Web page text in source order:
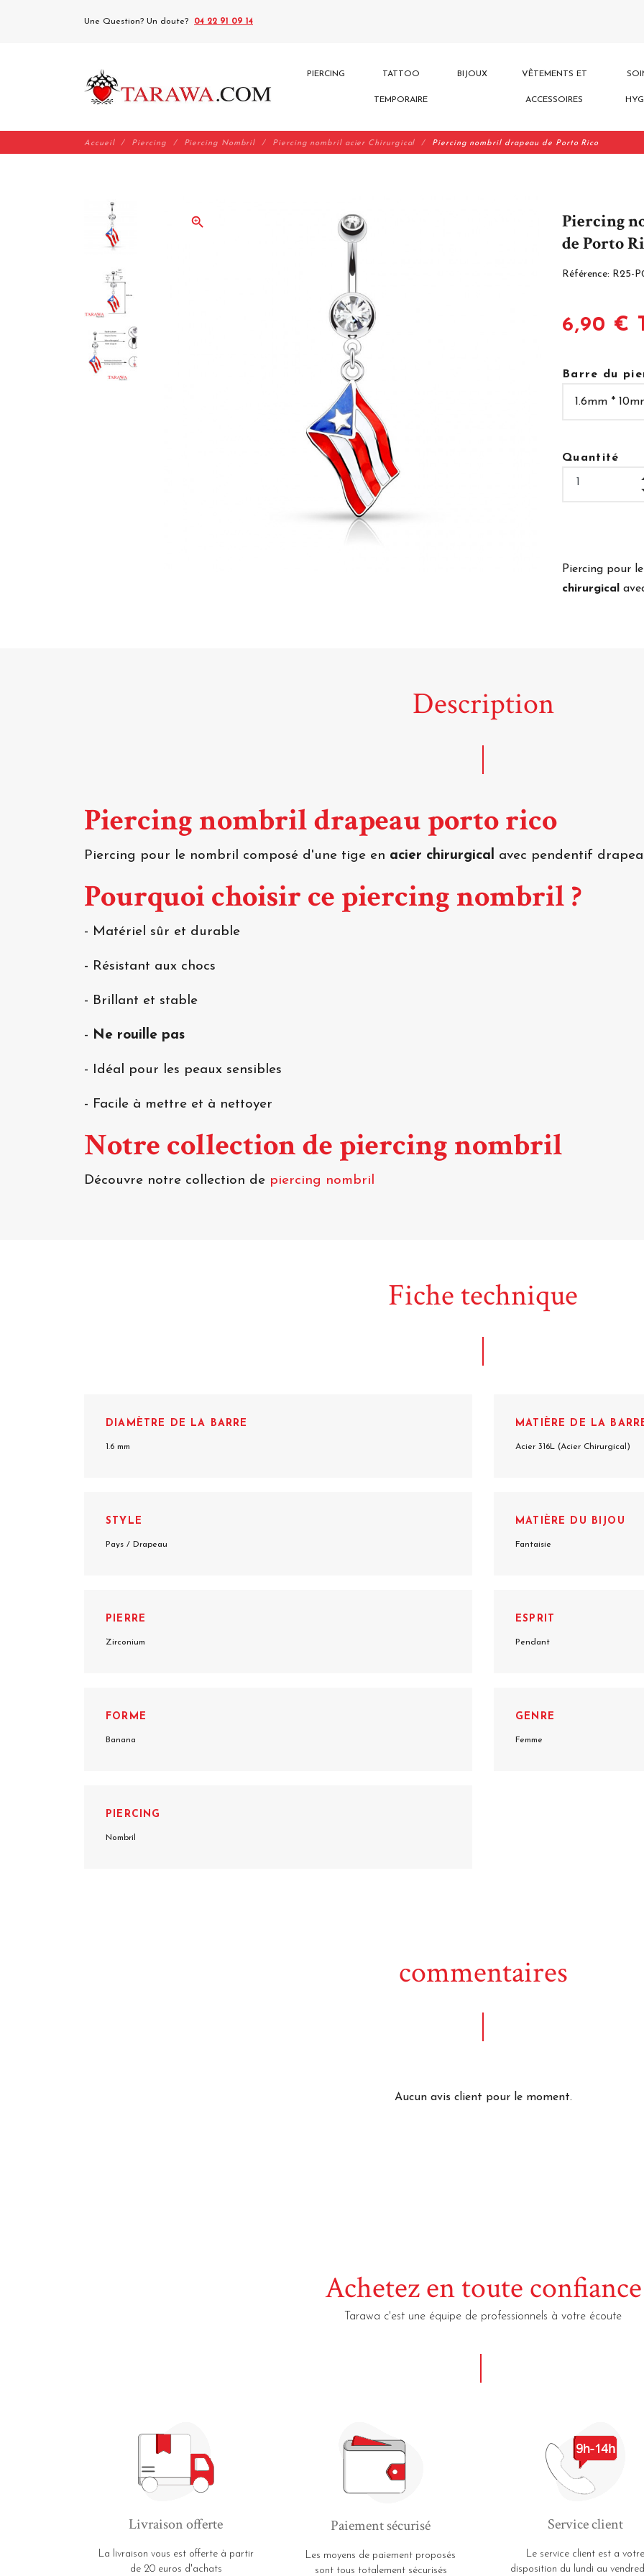
Une Question? Un doute? 04 22 91 09 14
PIERCING TATTOO
TEMPORAIRE
BIJOUX VÊTEMENTS ET
ACCESSOIRES
Accueil Piercing Piercing Nombril Piercing nombril acier Chirurgical Piercing nombril drapeau de Porto Rico
zoom_in
Piercing
de Porto
Référence: R25-
6,90 €
Barre du
Quantité
Piercing pour
chirurgical
Description
Piercing nombril drapeau porto rico
Piercing pour le nombril composé d'une tige en acier chirurgical avec pendentif
Pourquoi choisir ce piercing nombril ?
- Matériel sûr et durable
- Résistant aux chocs
- Brillant et stable
- Ne rouille pas
- Idéal pour les peaux sensibles
- Facile à mettre et à nettoyer
Notre collection de piercing nombril
Découvre notre collection de piercing nombril
Fiche technique
DIAMÈTRE DE LA BARRE
1.6 mm
MATIÈRE DE LA
Acier 316L (Acier Chirurgical)
STYLE
Pays / Drapeau
MATIÈRE DU BIJOU
Fantaisie
PIERRE
Zirconium
ESPRIT
Pendant
FORME
Banana
GENRE
Femme
PIERCING
Nombril
commentaires
Aucun avis client pour le moment.
Achetez en toute confiance
Tarawa c'est une équipe de professionnels à votre écoute
Livraison offerte
La livraison vous est offerte à partir
de 20 euros d'achats
Paiement sécurisé
Les moyens de paiement proposés
sont tous totalement sécurisés
Service client
Le service client est a votre
disposition du lundi au